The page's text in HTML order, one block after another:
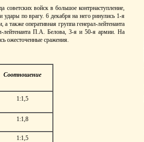
войск в большое контрнаступление,
по врагу. 6 декабря на него ринулись 1-я
оперативная группа генерал-лейтенанта
лейтенанта П.А. Белова, 3-я и 50-я армии. На
ожесточенные сражения.
Соотношение
1:1,5
1:1,8
1:1,5